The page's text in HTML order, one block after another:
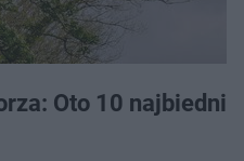
Oto 10